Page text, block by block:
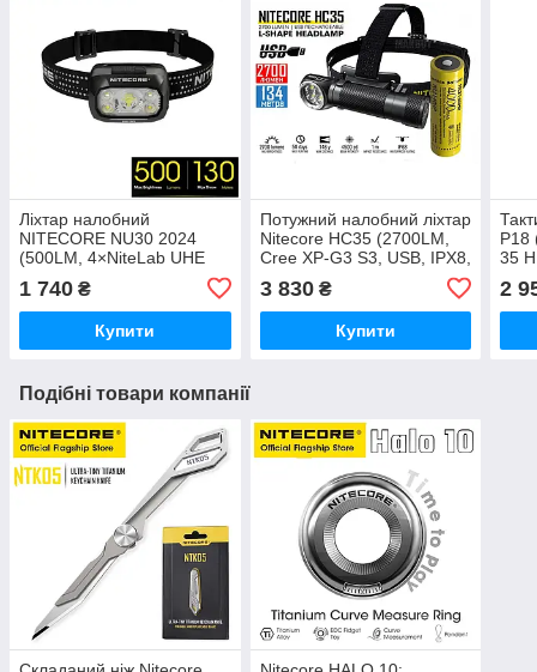
Ліхтар налобний
NITECORE NU30 2024
(500LM, 4×NiteLab UHE
LEDs + CRI>90, Три типи
світла, USB-C, 130 метрів)
1 740 ₴
Купити
Потужний налобний ліхтар
Nitecore HC35 (2700LM,
Cree XP-G3 S3, USB, IPX8,
Магніт, Акумулятор 21700
4000mAh)
3 830₴
Купити
P18
35
2
Подібні товари компанії